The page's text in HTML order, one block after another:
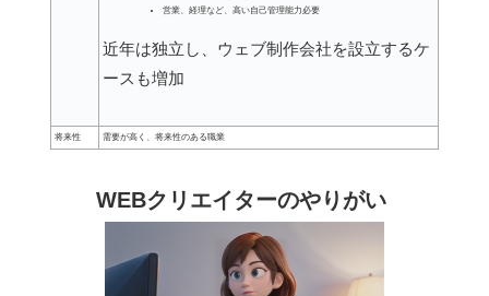
営業、経理など、高い自己管理能力必要
近年は独立し、ウェブ制作会社を設立するケ
ースも増加
将来性 需要が高く、将来性のある職業
WEBクリエイターのやりがい